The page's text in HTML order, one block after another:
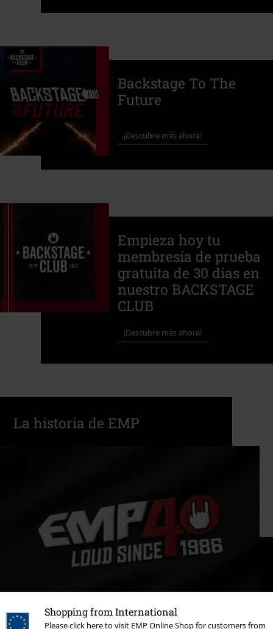
Shopping from International
Please click here to visit EMP Online Shop for customers from
Backstage To The
Future
¡Descubre más ahora!
Empieza hoy tu
membresía de prueba
gratuita de 30 días en
nuestro BACKSTAGE
CLUB
¡Descubre más ahora!
La historia de EMP